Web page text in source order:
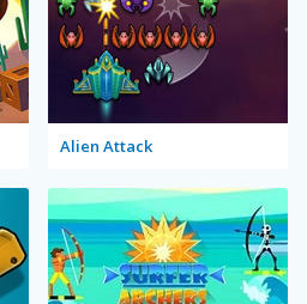
Alien Attack